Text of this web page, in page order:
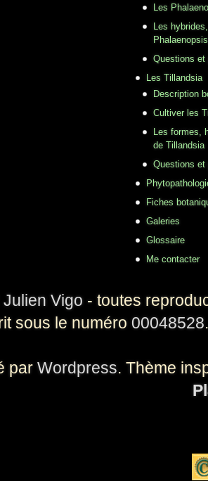
Les
Les
Phalaenopsis
Questions et
Les Tillandsia
Description
Cultiver les
Les formes,
de Tillandsia
Questions et
Fiches
Galeries
Glossaire
Me contacter
Vigo - toutes
sous le numéro 00048528
par Wordpress. Thème